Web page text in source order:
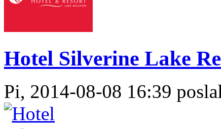
Hotel Silverine Lake
Pi, 2014-08-08 16:39